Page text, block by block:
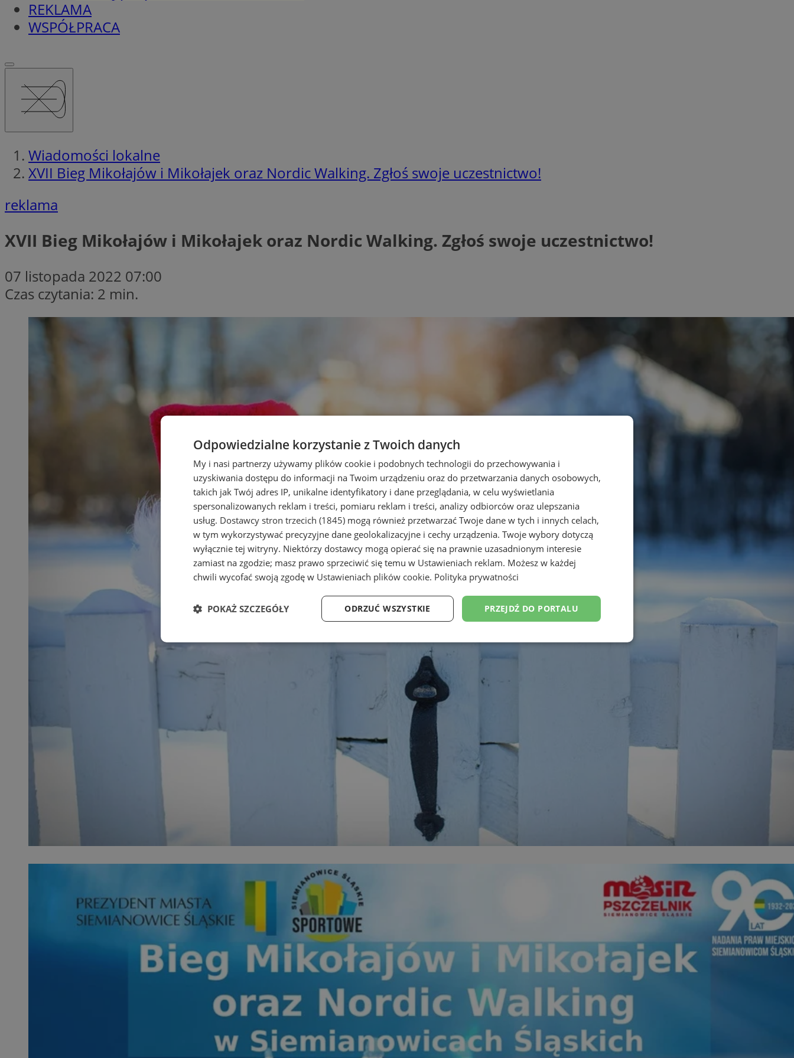
REKLAMA
WSPÓŁPRACA
Wiadomości lokalne
XVII Bieg Mikołajów i Mikołajek oraz Nordic Walking. Zgłoś swoje uczestnictwo!
reklama
XVII Bieg Mikołajów i Mikołajek oraz Nordic Walking. Zgłoś swoje uczestnictwo!
07 listopada 2022 07:00
Czas czytania: 2 min.
Odpowiedzialne korzystanie z Twoich danych
My i nasi partnerzy używamy plików cookie i podobnych technologii do przechowywania i
uzyskiwania dostępu do informacji na Twoim urządzeniu oraz do przetwarzania danych osobowych,
takich jak Twój adres IP, unikalne identyfikatory i dane przeglądania, w celu wyświetlania
spersonalizowanych reklam i treści, pomiaru reklam i treści, analizy odbiorców oraz ulepszania
usług. Dostawcy stron trzecich (1845) mogą również przetwarzać Twoje dane w tych i innych celach,
w tym wykorzystywać precyzyjne dane geolokalizacyjne i cechy urządzenia. Twoje wybory dotyczą
wyłącznie tej witryny. Niektórzy dostawcy mogą opierać się na prawnie uzasadnionym interesie
zamiast na zgodzie; masz prawo sprzeciwić się temu w Ustawieniach reklam. Możesz w każdej
chwili wycofać swoją zgodę w Ustawieniach plików cookie. Polityka prywatności
PRZEJDŹ DO PORTALU
ODRZUĆ WSZYSTKIE
POKAŻ SZCZEGÓŁY
Niezbędne Wydajność Targetowanie Funkcjonalność Niesklasyfikowane
Niezbędne pliki cookie umożliwiają korzystanie z podstawowych funkcji strony internetowej, takich jak logowanie użytkownika i
zarządzanie kontem. Bez niezbędnych plików cookie nie można prawidłowo korzystać ze strony internetowej.
przechowywania
Ten plik cookie przechowuje identyfikator sesji.
Ten plik cookie przechowuje identyfikator sesji.
bh.contextweb.com
euds
.rfihub.com
Cloudflare Inc.
sekund
botów. Jest to korzystne dla strony internetowej,
ponieważ umożliwia tworzenie ważnych raportów
na temat korzystania z jej witryny internetowej.
suid
.simpli.fi
CookieScriptConsent
CookieScript
4 tygodnie 2 dni
Ten plik cookie jest używany przez usługę Cookie-
Script.com do zapamiętywania preferencji
dotyczących zgody użytkownika na pliki cookie.
Jest to konieczne, aby baner cookie Cookie-
Script.com działał poprawnie.
Google Privacy Policy